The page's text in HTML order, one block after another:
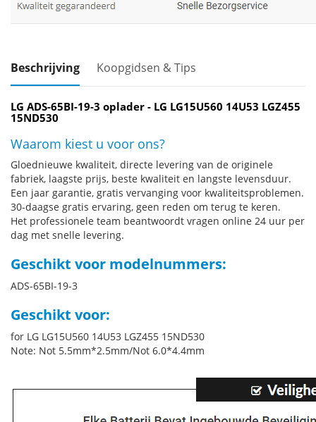
Beschrijving Koopgidsen & Tips
LG ADS-65BI-19-3 oplader - LG LG15U560 14U53 LGZ455
15ND530
Waarom kiest u voor ons?
Gloednieuwe kwaliteit, directe levering van de originele
fabriek, laagste prijs, beste kwaliteit en langste levensduur.
Een jaar garantie, gratis vervanging voor kwaliteitsproblemen.
30-daagse gratis ervaring, geen reden om terug te keren.
Het professionele team beantwoordt vragen online 24 uur per
dag met snelle levering.
Geschikt voor modelnummers:
ADS-65BI-19-3
Geschikt voor:
for LG LG15U560 14U53 LGZ455 15ND530
Note: Not 5.5mm*2.5mm/Not 6.0*4.4mm